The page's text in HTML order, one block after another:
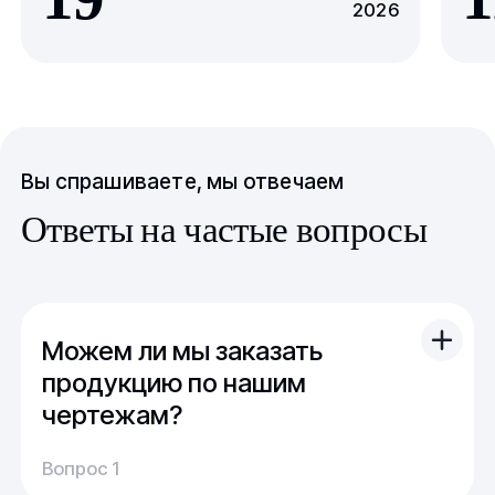
2026
Вы спрашиваете, мы отвечаем
Ответы на частые вопросы
Можем ли мы заказать
продукцию по нашим
чертежам?
Вы можете отправить свой чертеж/проект
(в т.ч. примерный) с техническим заданием.
Вопрос 1